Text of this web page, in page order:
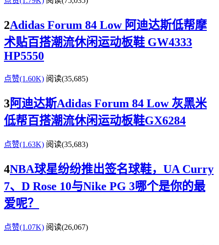
2Adidas Forum 84 Low 阿迪达斯低帮摩
术贴百搭潮流休闲运动板鞋 GW4333
HP5550
点赞(1.60K) 阅读(35,685)
3阿迪达斯Adidas Forum 84 Low 灰黑米
低帮百搭潮流休闲运动板鞋GX6284
点赞(1.63K) 阅读(35,683)
4NBA球星纷纷推出签名球鞋，UA Curry
7、D Rose 10与Nike PG 3哪个是你的最
爱呢？
点赞(1.07K) 阅读(26,067)